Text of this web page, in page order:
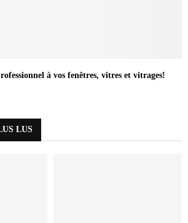
à vos fenêtres, vitres et vitrages!
LUS